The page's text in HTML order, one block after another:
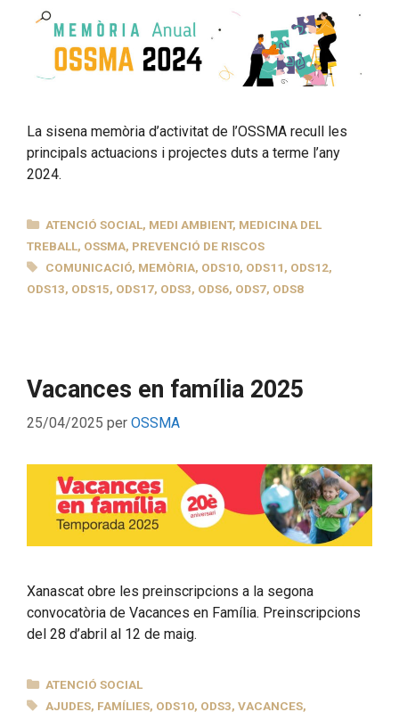
La sisena memòria d’activitat de l’OSSMA recull les
principals actuacions i projectes duts a terme l’any
2024.
CATEGORIES
ATENCIÓ SOCIAL, MEDI AMBIENT, MEDICINA DEL
TREBALL, OSSMA, PREVENCIÓ DE RISCOS
ETIQUETES
COMUNICACIÓ, MEMÒRIA, ODS10, ODS11, ODS12,
ODS13, ODS15, ODS17, ODS3, ODS6, ODS7, ODS8
Vacances en família 2025
25/04/2025 per OSSMA
Xanascat obre les preinscripcions a la segona
convocatòria de Vacances en Família. Preinscripcions
del 28 d’abril al 12 de maig.
CATEGORIES
ATENCIÓ SOCIAL
ETIQUETES
AJUDES, FAMÍLIES, ODS10, ODS3,VACANCES,